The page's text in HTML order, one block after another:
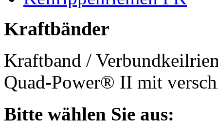
Kraftbänder
Kraftband /
Quad-Power® II mit
Bitte wählen Sie aus: